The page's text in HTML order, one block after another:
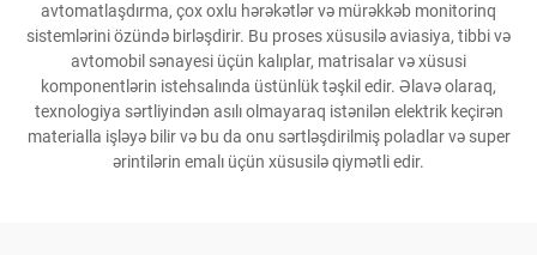
avtomatlaşdırma, çox oxlu hərəkətlər və mürəkkəb monitorinq
sistemlərini özündə birləşdirir. Bu proses xüsusilə aviasiya, tibbi və
avtomobil sənayesi üçün kalıplar, matrisalar və xüsusi
komponentlərin istehsalında üstünlük təşkil edir. Əlavə olaraq,
texnologiya sərtliyindən asılı olmayaraq istənilən elektrik keçirən
materialla işləyə bilir və bu da onu sərtləşdirilmiş poladlar və super
ərintilərin emalı üçün xüsusilə qiymətli edir.